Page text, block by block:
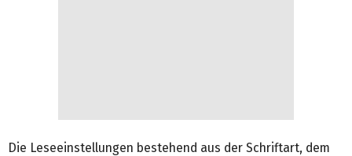
Die Leseeinstellungen bestehend aus der Schriftart, dem